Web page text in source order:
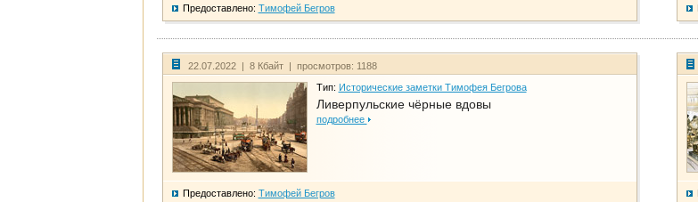
Предоставлено: Тимофей Бегров
22.07.2022 | 8 Кбайт | просмотров: 1188
Тип: Исторические заметки Тимофея Бегрова
Ливерпульские чёрные вдовы
подробнее
Предоставлено: Тимофей Бегров